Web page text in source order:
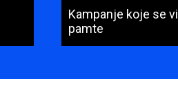
Kampanje koje se
pamte